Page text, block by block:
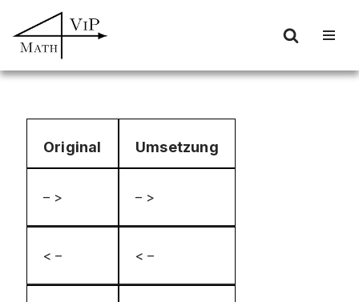
Zum
Inhalt
Original Umsetzung
– > – >
< – < –